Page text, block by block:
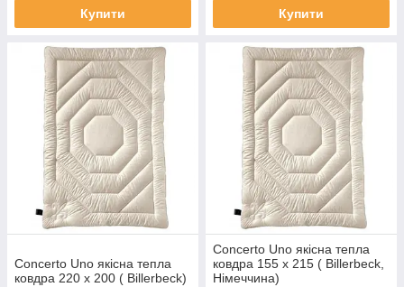
Купити Купити
Concerto Uno якісна тепла
ковдра 220 х 200 ( Billerbeck)
Concerto Uno якісна тепла
ковдра 155 х 215 ( Billerbeck,
Німеччина)